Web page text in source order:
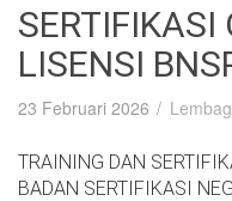
SERTIFIKASI
LISENSI
23 Februari 2026
TRAINING DAN
BADAN SERTIFIKASI